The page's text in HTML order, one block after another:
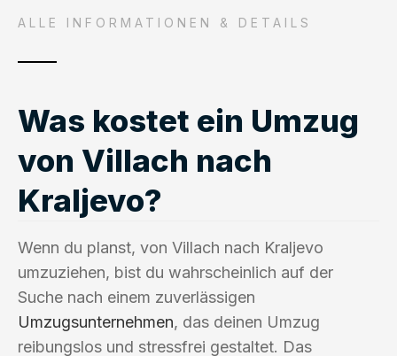
ALLE INFORMATIONEN & DETAILS
Was kostet ein Umzug
von Villach nach
Kraljevo?
Wenn du planst, von Villach nach Kraljevo
umzuziehen, bist du wahrscheinlich auf der
Suche nach einem zuverlässigen
Umzugsunternehmen, das deinen Umzug
reibungslos und stressfrei gestaltet. Das